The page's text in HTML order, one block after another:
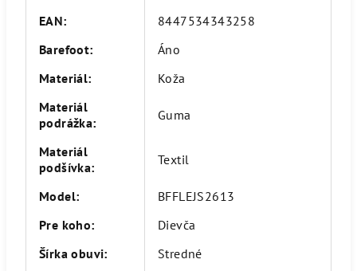
EAN:
8447534343258
Barefoot:
Áno
Materiál:
Koža
Materiál
podrážka: Guma
Materiál
podšívka: Textil
Model:
BFFLEJS2613
Pre koho:
Dievča
Šírka obuvi:
Stredné